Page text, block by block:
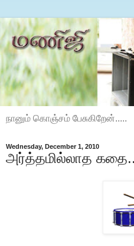
நானும் கொஞ்சம் பேசுகிறேன்.....
Wednesday, December 1, 2010
அர்த்தமில்லாத